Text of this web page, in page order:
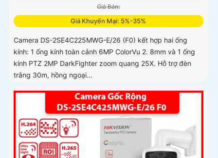
Giá Bán:
Giá Khuyến Mại: 5%-35%
Camera DS-2SE4C225MWG-E/26 (F0) kết hợp hai ống
kính: 1 ống kính toàn cảnh 6MP ColorVu 2. 8mm và 1 ống
kính PTZ 2MP DarkFighter zoom quang 25X. Hỗ trợ đèn
trắng 30m, hồng ngoại...